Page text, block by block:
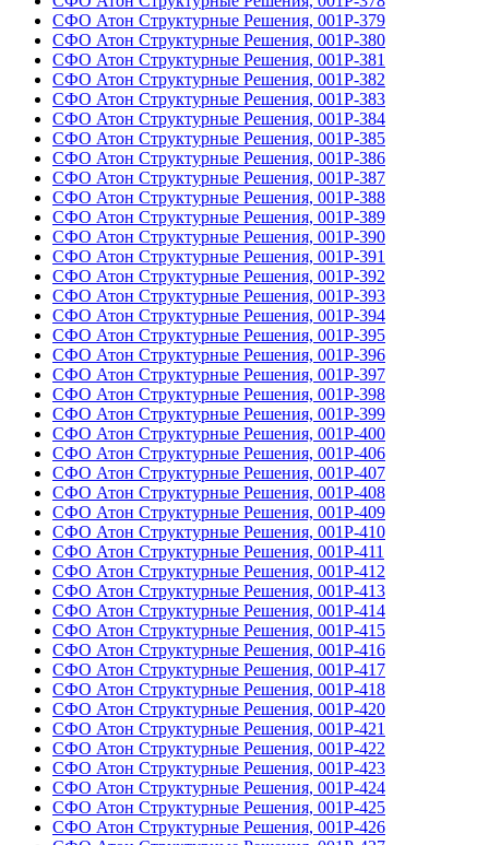
СФО Атон Структурные Решения, 001Р-379
СФО Атон Структурные Решения, 001Р-380
СФО Атон Структурные Решения, 001Р-381
СФО Атон Структурные Решения, 001Р-382
СФО Атон Структурные Решения, 001Р-383
СФО Атон Структурные Решения, 001Р-384
СФО Атон Структурные Решения, 001Р-385
СФО Атон Структурные Решения, 001Р-386
СФО Атон Структурные Решения, 001Р-387
СФО Атон Структурные Решения, 001Р-388
СФО Атон Структурные Решения, 001Р-389
СФО Атон Структурные Решения, 001Р-390
СФО Атон Структурные Решения, 001Р-391
СФО Атон Структурные Решения, 001Р-392
СФО Атон Структурные Решения, 001Р-393
СФО Атон Структурные Решения, 001Р-394
СФО Атон Структурные Решения, 001Р-395
СФО Атон Структурные Решения, 001Р-396
СФО Атон Структурные Решения, 001Р-397
СФО Атон Структурные Решения, 001Р-398
СФО Атон Структурные Решения, 001Р-399
СФО Атон Структурные Решения, 001Р-400
СФО Атон Структурные Решения, 001Р-406
СФО Атон Структурные Решения, 001Р-407
СФО Атон Структурные Решения, 001Р-408
СФО Атон Структурные Решения, 001Р-409
СФО Атон Структурные Решения, 001Р-410
СФО Атон Структурные Решения, 001Р-411
СФО Атон Структурные Решения, 001Р-412
СФО Атон Структурные Решения, 001Р-413
СФО Атон Структурные Решения, 001Р-414
СФО Атон Структурные Решения, 001Р-415
СФО Атон Структурные Решения, 001Р-416
СФО Атон Структурные Решения, 001Р-417
СФО Атон Структурные Решения, 001Р-418
СФО Атон Структурные Решения, 001Р-420
СФО Атон Структурные Решения, 001Р-421
СФО Атон Структурные Решения, 001Р-422
СФО Атон Структурные Решения, 001Р-423
СФО Атон Структурные Решения, 001Р-424
СФО Атон Структурные Решения, 001Р-425
СФО Атон Структурные Решения, 001Р-426